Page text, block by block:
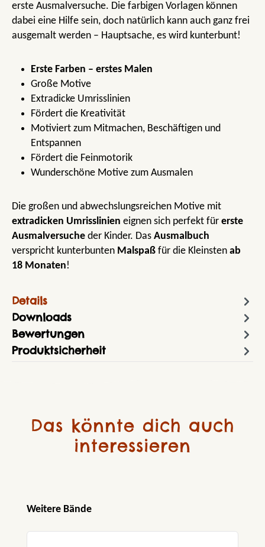
erste Ausmalversuche. Die farbigen Vorlagen können
dabei eine Hilfe sein, doch natürlich kann auch ganz frei
ausgemalt werden – Hauptsache, es wird kunterbunt!
Erste Farben – erstes Malen
Große Motive
Extradicke Umrisslinien
Fördert die Kreativität
Motiviert zum Mitmachen, Beschäftigen und
Entspannen
Fördert die Feinmotorik
Wunderschöne Motive zum Ausmalen
Die großen und abwechslungsreichen Motive mit
extradicken Umrisslinien eignen sich perfekt für erste
Ausmalversuche der Kinder. Das Ausmalbuch
verspricht kunterbunten Malspaß für die Kleinsten ab
18 Monaten!
Details
Downloads
Bewertungen
Produktsicherheit
Das könnte dich auch
interessieren
Produktgalerie überspringen
Weitere Bände